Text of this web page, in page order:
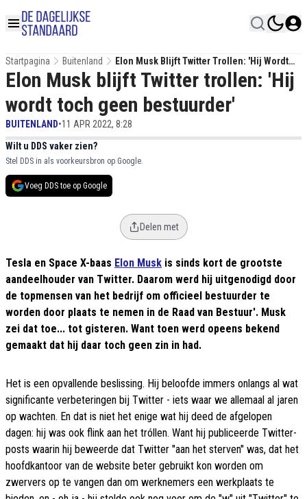
Startpagina Buitenland
Elon Musk Blijft Twitter Trollen: 'Hij Wordt
Toch Geen Bestuurder'
Elon Musk blijft Twitter trollen: 'Hij
wordt toch geen bestuurder'
BUITENLAND•11 APR 2022, 8:28
Wilt u DDS vaker zien?
Stel DDS in als voorkeursbron op Google.
Voeg DDS toe op Google
Delen met
Tesla en Space X-baas Elon Musk is sinds kort de grootste
aandeelhouder van Twitter. Daarom werd hij uitgenodigd door
de topmensen van het bedrijf om officieel bestuurder te
worden door plaats te nemen in de Raad van Bestuur'. Musk
zei dat toe... tot gisteren. Want toen werd opeens bekend
gemaakt dat hij daar toch geen zin in had.
Het is een opvallende beslissing. Hij beloofde immers onlangs al wat
significante verbeteringen bij Twitter - iets waar we allemaal al jaren
op wachten. En dat is niet het enige wat hij deed de afgelopen
dagen: hij was ook flink aan het tróllen. Want hij publiceerde Twitter-
posts waarin hij beweerde dat Twitter "aan het sterven" was, dat het
hoofdkantoor van de website beter gebruikt kon worden om
zwervers op te vangen dan om werknemers een werkplaats te